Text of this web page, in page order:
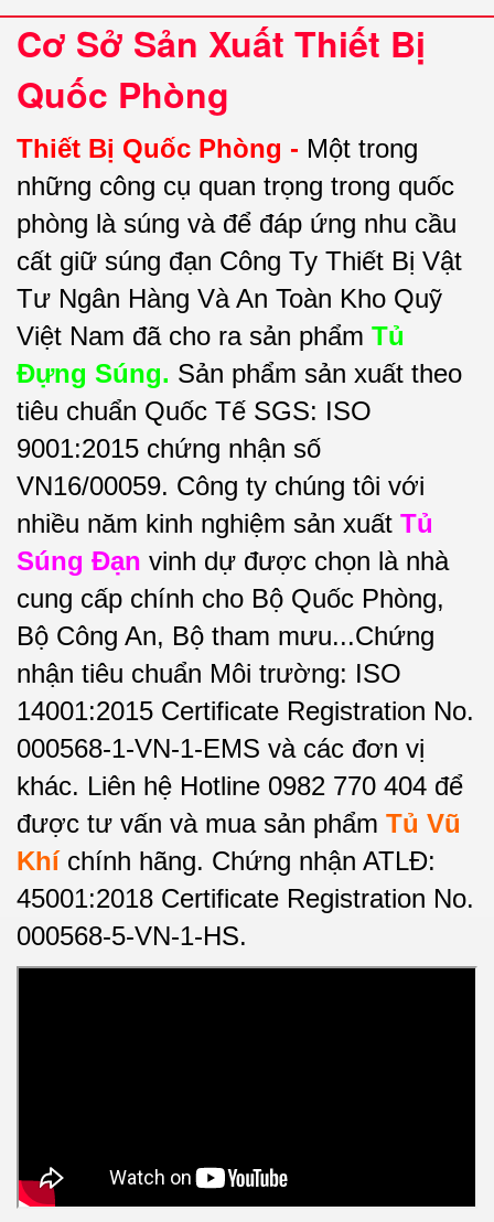
Cơ Sở Sản Xuất Thiết Bị
Quốc Phòng
Thiết Bị Quốc Phòng - Một trong
những công cụ quan trọng trong quốc
phòng là súng và để đáp ứng nhu cầu
cất giữ súng đạn Công Ty Thiết Bị Vật
Tư Ngân Hàng Và An Toàn Kho Quỹ
Việt Nam đã cho ra sản phẩm Tủ
Đựng Súng. Sản phẩm sản xuất theo
tiêu chuẩn Quốc Tế SGS: ISO
9001:2015 chứng nhận số
VN16/00059. Công ty chúng tôi với
nhiều năm kinh nghiệm sản xuất Tủ
Súng Đạn vinh dự được chọn là nhà
cung cấp chính cho Bộ Quốc Phòng,
Bộ Công An, Bộ tham mưu...Chứng
nhận tiêu chuẩn Môi trường: ISO
14001:2015 Certificate Registration No.
000568-1-VN-1-EMS và các đơn vị
khác. Liên hệ Hotline 0982 770 404 để
được tư vấn và mua sản phẩm Tủ Vũ
Khí chính hãng. Chứng nhận ATLĐ:
45001:2018 Certificate Registration No.
000568-5-VN-1-HS.